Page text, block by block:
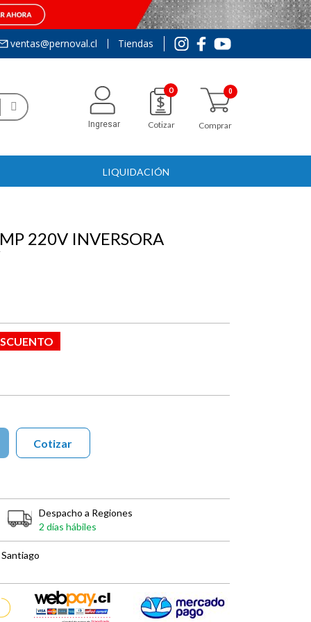
ventas@pernoval.cl Tiendas
Ingresar
0
Cotizar Comprar
LIQUIDACIÓN
220V INVERSORA
Cotizar
Despacho a Regiones
2 días hábiles